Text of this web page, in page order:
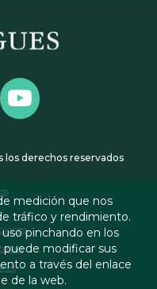
los derechos reservados
medición que nos
tráfico y rendimiento.
pinchando en los
modificar sus
a través del enlace
de la web.